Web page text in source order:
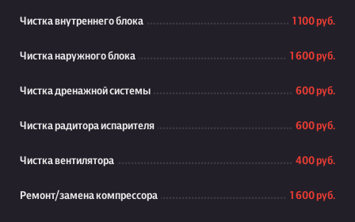
Чистка внутреннего блока 1 100 руб.
Чистка наружного блока 1 600 руб.
Чистка дренажной системы 600 руб.
Чистка радитора испарителя 600 руб.
Чистка вентилятора 400 руб.
Ремонт/замена компрессора 1 600 руб.